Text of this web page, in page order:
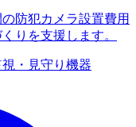
防犯カメラ設置費用
りを支援します。
視・見守り機器